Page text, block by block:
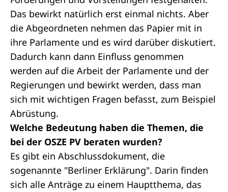
Das bewirkt natürlich erst einmal nichts. Aber
die Abgeordneten nehmen das Papier mit in
ihre Parlamente und es wird darüber diskutiert.
Dadurch kann dann Einfluss genommen
werden auf die Arbeit der Parlamente und der
Regierungen und bewirkt werden, dass man
sich mit wichtigen Fragen befasst, zum Beispiel
Abrüstung.
Welche Bedeutung haben die Themen, die
bei der OSZE PV beraten wurden?
Es gibt ein Abschlussdokument, die
sogenannte "Berliner Erklärung". Darin finden
sich alle Anträge zu einem Hauptthema, das